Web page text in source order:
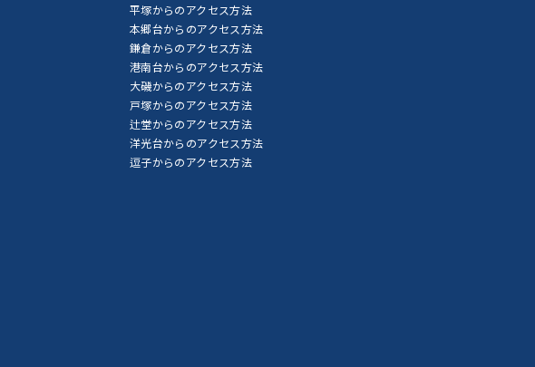
平塚からのアクセス方法
本郷台からのアクセス方法
鎌倉からのアクセス方法
港南台からのアクセス方法
大磯からのアクセス方法
戸塚からのアクセス方法
辻堂からのアクセス方法
洋光台からのアクセス方法
逗子からのアクセス方法